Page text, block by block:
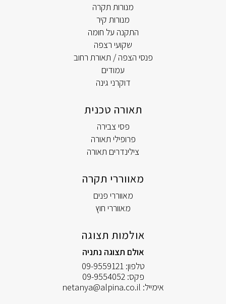
מנורות תקרה
מנורות קיר
התקנה על חומה
שקועי רצפה
פנסי הצפה / תאורת רחוב
עמודים
דוקרני גינה
תאורה טכנית
פסי צבירה
פרופילי תאורה
צילינדרים תאורה
מאווררי תקרה
מאווררי פנים
מאווררי חוץ
אולמות תצוגה
אולם תצוגה נתניה
טלפון: 09-9559121
פקס: 09-9554052
אימייל: netanya@alpina.co.il